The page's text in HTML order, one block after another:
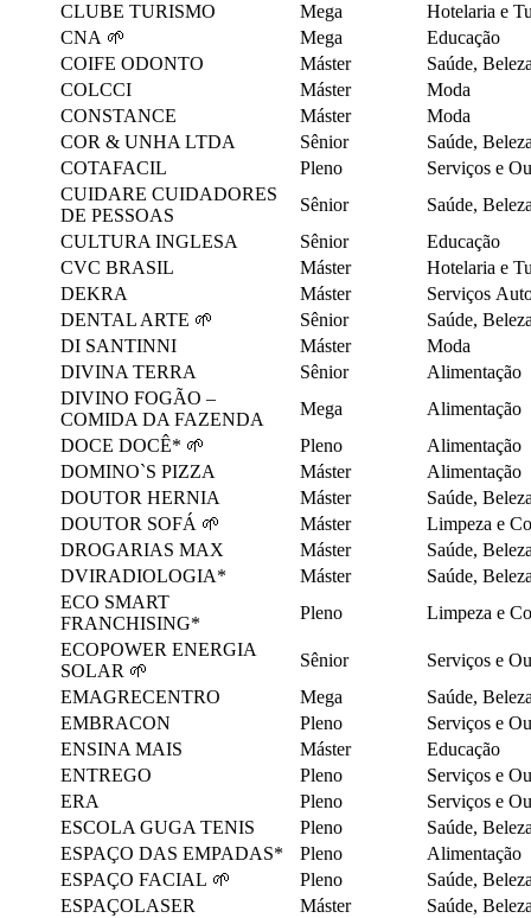
CLUBE TURISMO
Mega
Hotelaria e
CNA 🌱
Mega
Educação
COIFE ODONTO
Máster
Saúde,
COLCCI
Máster
Moda
CONSTANCE
Máster
Moda
COR & UNHA LTDA
Sênior
Saúde,
COTAFACIL
Pleno
Serviços e
CUIDARE CUIDADORES
DE PESSOAS
Sênior
Saúde,
CULTURA INGLESA
Sênior
Educação
CVC BRASIL
Máster
Hotelaria e
DEKRA
Máster
Serviços
DENTAL ARTE 🌱
Sênior
Saúde,
DI SANTINNI
Máster
Moda
DIVINA TERRA
Sênior
Alimentação
DIVINO FOGÃO –
COMIDA DA FAZENDA
Mega
Alimentação
DOCE DOCÊ* 🌱
Pleno
Alimentação
DOMINO`S PIZZA
Máster
Alimentação
DOUTOR HERNIA
Máster
Saúde,
DOUTOR SOFÁ 🌱
Máster
Limpeza e
DROGARIAS MAX
Máster
Saúde,
DVIRADIOLOGIA*
Máster
Saúde,
ECO SMART
FRANCHISING*
Pleno
Limpeza e
ECOPOWER ENERGIA
SOLAR 🌱
Sênior
Serviços e
EMAGRECENTRO
Mega
Saúde,
EMBRACON
Pleno
Serviços e
ENSINA MAIS
Máster
Educação
ENTREGO
Pleno
Serviços e
ERA
Pleno
Serviços e
ESCOLA GUGA TENIS
Pleno
Saúde,
ESPAÇO DAS EMPADAS*
Pleno
Alimentação
ESPAÇO FACIAL 🌱
Pleno
Saúde,
ESPAÇOLASER
Máster Saúde,